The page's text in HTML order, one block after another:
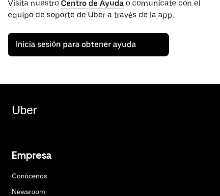
Visita nuestro Centro de Ayuda o comunícate con el
equipo de soporte de Uber a través de la app.
Inicia sesión para obtener ayuda
Uber
Empresa
Conócenos
Newsroom